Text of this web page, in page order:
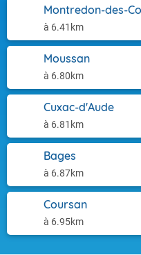
Montredon-des-
à 6.41km
Moussan
à 6.80km
Cuxac-d'Aude
à 6.81km
Bages
à 6.87km
Coursan
à 6.95km